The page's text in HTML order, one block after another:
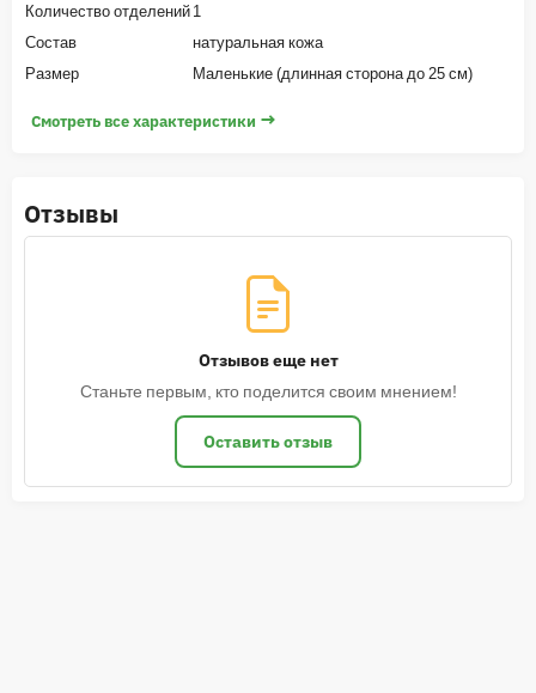
Количество отделений1
Состав
натуральная кожа
Размер
Маленькие (длинная сторона до 25 см)
Смотреть все характеристики →
Отзывы
Отзывов еще нет
Станьте первым, кто поделится своим мнением!
Оставить отзыв